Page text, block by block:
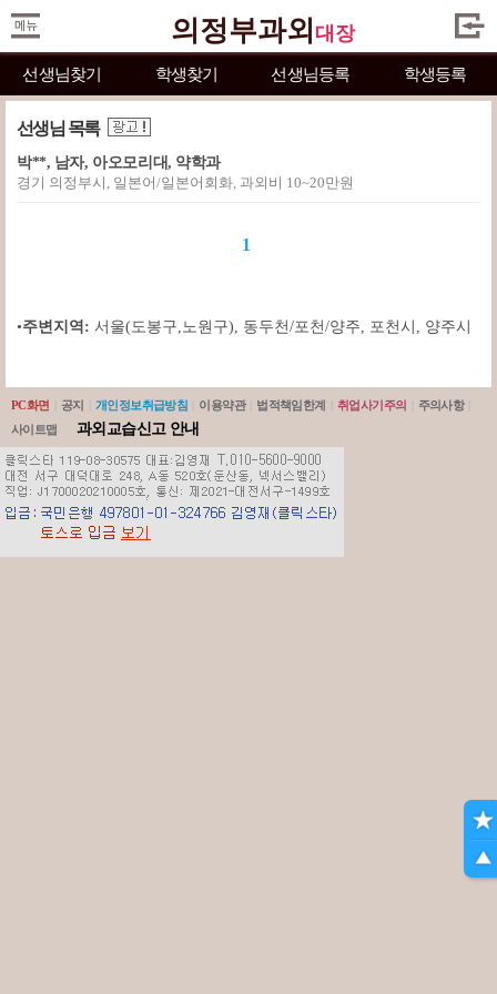
의정부과외 대장
선생님찾기 학생찾기 선생님등록 학생등록
선생님 목록
박**, 남자, 아오모리대, 약학과
경기 의정부시, 일본어/일본어회화, 과외비 10~20만원
1
•주변지역: 서울(도봉구,노원구), 동두천/포천/양주, 포천시 , 양주시
PC화면 공지 개인정보취급방침 이용약관 법적책임한계 취업사기주의 주의사항
사이트맵
과외교습신고 안내